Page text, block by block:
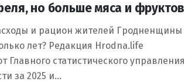
но больше мяса и фруктов
и рацион жителей Гродненщины
лет? Редакция Hrodna.life
Главного статистического управления
за 2025 и…